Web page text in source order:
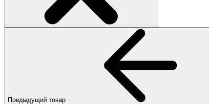
Предыдущий товар